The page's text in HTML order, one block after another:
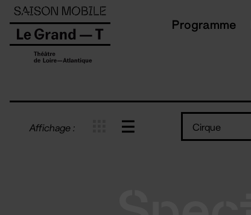
Programme
Affichage : Cirque
Panneau de gestion des cookies